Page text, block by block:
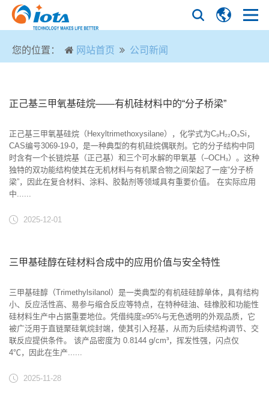
您的位置： 网站首页 公司新闻
正己基三甲氧基硅烷——有机硅材料中的“分子桥梁”
正己基三甲氧基硅烷（Hexyltrimethoxysilane），化学式为C₉H₂₂O₃Si，
CAS编号3069-19-0，是一种典型的有机硅烷偶联剂。它的分子结构中同
时含有一个长链烷基（正己基）和三个可水解的甲氧基（–OCH₃）。这种
独特的双功能结构使其在无机材料与有机聚合物之间架起了一座“分子桥
梁”，因此在复合材料、涂料、胶黏剂等领域具有重要价值。 在实际应用
中......
2025-12-01
三甲基硅醇在硅材料合成中的应用价值与安全特性
三甲基硅醇（Trimethylsilanol）是一类典型的有机硅硅醇单体，具有结构
小、反应活性高、易参与缩合反应等特点，在特种硅油、硅橡胶和功能性
硅材料生产中占据重要地位。凭借纯度≥95%与无色透明的外观品质，它
被广泛用于直链聚硅氧烷封端，使其引入羟基，从而为后续结构调节、交
联反应提供条件。 该产品密度为 0.8144 g/cm³，挥发性强，闪点仅
4℃，因此在生产......
2025-11-28